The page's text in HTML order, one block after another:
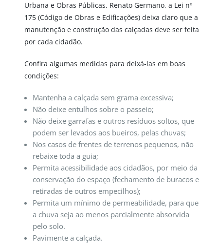
Urbana e Obras Públicas, Renato Germano, a Lei nº
175 (Código de Obras e Edificações) deixa claro que a
manutenção e construção das calçadas deve ser feita
por cada cidadão.
Confira algumas medidas para deixá-las em boas
condições:
Mantenha a calçada sem grama excessiva;
Não deixe entulhos sobre o passeio;
Não deixe garrafas e outros resíduos soltos, que
podem ser levados aos bueiros, pelas chuvas;
Nos casos de frentes de terrenos pequenos, não
rebaixe toda a guia;
Permita acessibilidade aos cidadãos, por meio da
conservação do espaço (fechamento de buracos e
retiradas de outros empecilhos);
Permita um mínimo de permeabilidade, para que
a chuva seja ao menos parcialmente absorvida
pelo solo.
Pavimente a calçada.